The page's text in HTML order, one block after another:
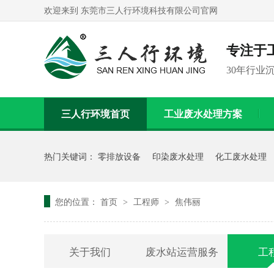
欢迎来到 东莞市三人行环境科技有限公司官网
专注于
30年行业
三人行环境首页 工业废水处理方案
热门关键词： 零排放设备 印染废水处理 化工废水处理
您的位置： 首页 > 工程师 > 焦伟丽
关于我们 废水站运营服务 工